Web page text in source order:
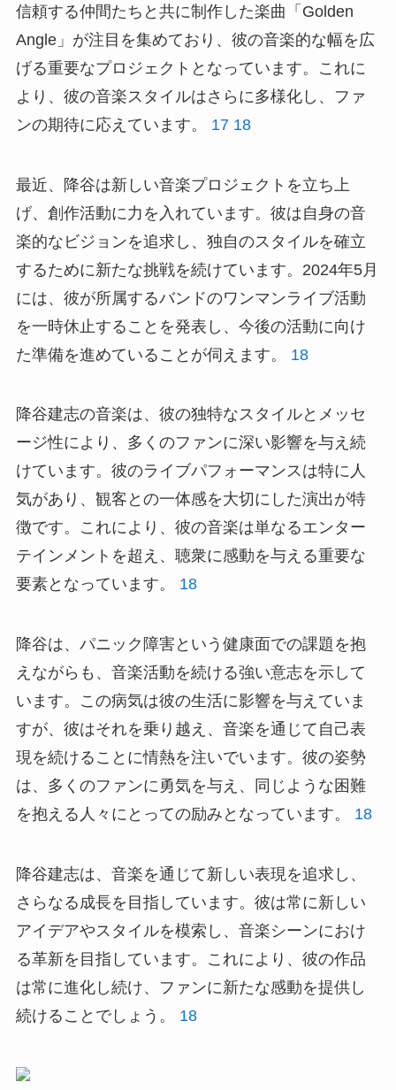
信頼する仲間たちと共に制作した楽曲「Golden
Angle」が注目を集めており、彼の音楽的な幅を広
げる重要なプロジェクトとなっています。これに
より、彼の音楽スタイルはさらに多様化し、ファ
ンの期待に応えています。 17 18
最近、降谷は新しい音楽プロジェクトを立ち上
げ、創作活動に力を入れています。彼は自身の音
楽的なビジョンを追求し、独自のスタイルを確立
するために新たな挑戦を続けています。2024年5月
には、彼が所属するバンドのワンマンライブ活動
を一時休止することを発表し、今後の活動に向け
た準備を進めていることが伺えます。 18
降谷建志の音楽は、彼の独特なスタイルとメッセ
ージ性により、多くのファンに深い影響を与え続
けています。彼のライブパフォーマンスは特に人
気があり、観客との一体感を大切にした演出が特
徴です。これにより、彼の音楽は単なるエンター
テインメントを超え、聴衆に感動を与える重要な
要素となっています。 18
降谷は、パニック障害という健康面での課題を抱
えながらも、音楽活動を続ける強い意志を示して
います。この病気は彼の生活に影響を与えていま
すが、彼はそれを乗り越え、音楽を通じて自己表
現を続けることに情熱を注いでいます。彼の姿勢
は、多くのファンに勇気を与え、同じような困難
を抱える人々にとっての励みとなっています。 18
降谷建志は、音楽を通じて新しい表現を追求し、
さらなる成長を目指しています。彼は常に新しい
アイデアやスタイルを模索し、音楽シーンにおけ
る革新を目指しています。これにより、彼の作品
は常に進化し続け、ファンに新たな感動を提供し
続けることでしょう。 18